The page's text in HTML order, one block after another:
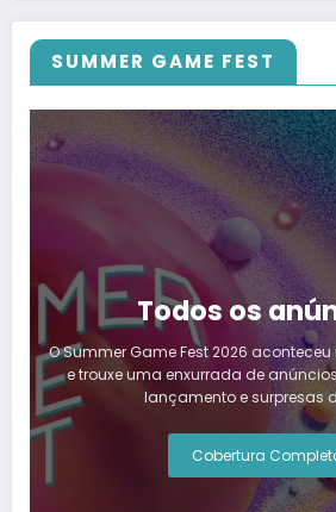
SUMMER GAME FEST
Todos os
O Summer Game Fest 2026
e trouxe uma enxurrada de
lançamento e surpresas
Cobertura